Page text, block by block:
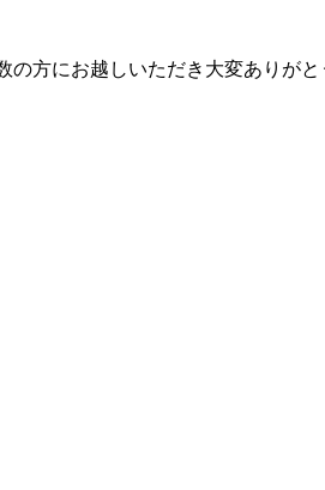
方にお越しいただき大変ありがと